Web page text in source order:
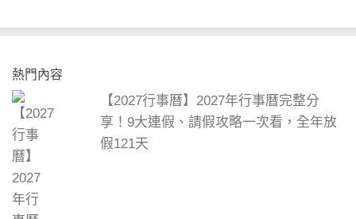
熱門內容
【2027行事曆】2027年行事曆完整分
享！9大連假、請假攻略一次看，全年放
假121天